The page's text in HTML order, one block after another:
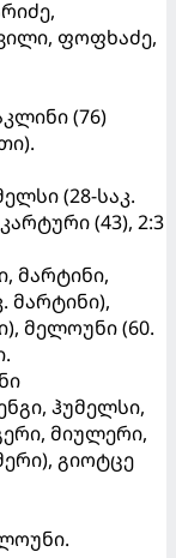
ფოფხაძე,
(76)
(28-საკ.
(43), 2:3
მარტინი,
მარტინი),
მელოუნი (60.
ჰუმელსი,
მიულერი,
გიოტცე